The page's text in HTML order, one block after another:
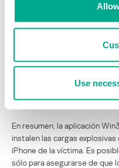
Use
En resumen, la aplicación
instalen las cargas
iPhone de la víctima. Es
sólo para asegurarse de que